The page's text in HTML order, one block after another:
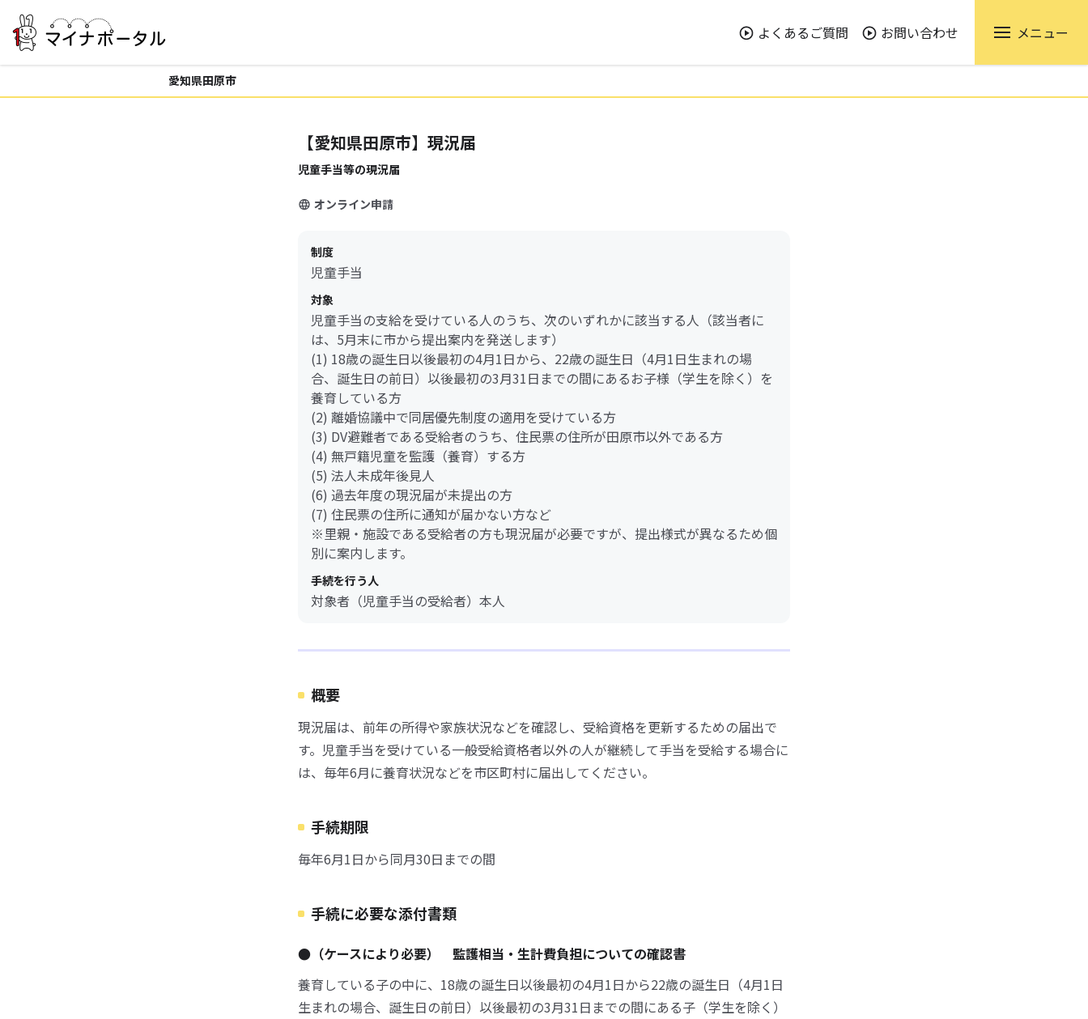
よくあるご質問 お問い合わせ メニュー
愛知県田原市
【愛知県田原市】現況届
児童手当等の現況届
オンライン申請
制度
児童手当
対象
児童手当の支給を受けている人のうち、次のいずれかに該当する人（該当者に
は、5月末に市から提出案内を発送します）
(1) 18歳の誕生日以後最初の4月1日から、22歳の誕生日（4月1日生まれの場
合、誕生日の前日）以後最初の3月31日までの間にあるお子様（学生を除く）を
養育している方
(2) 離婚協議中で同居優先制度の適用を受けている方
(3) DV避難者である受給者のうち、住民票の住所が田原市以外である方
(4) 無戸籍児童を監護（養育）する方
(5) 法人未成年後見人
(6) 過去年度の現況届が未提出の方
(7) 住民票の住所に通知が届かない方など
※里親・施設である受給者の方も現況届が必要ですが、提出様式が異なるため個
別に案内します。
手続を行う人
対象者（児童手当の受給者）本人
概要
現況届は、前年の所得や家族状況などを確認し、受給資格を更新するための届出で
す。児童手当を受けている一般受給資格者以外の人が継続して手当を受給する場合に
は、毎年6月に養育状況などを市区町村に届出してください。
手続期限
毎年6月1日から同月30日までの間
手続に必要な添付書類
●（ケースにより必要） 監護相当・生計費負担についての確認書
養育している子の中に、18歳の誕生日以後最初の4月1日から22歳の誕生日（4月1日
生まれの場合、誕生日の前日）以後最初の3月31日までの間にある子（学生を除く）